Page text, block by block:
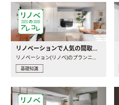
リノベーションで人気の間取りとは？トレンドの間取りと実例を徹底解説
リノベーション(リノベ)のプランニングで一番最初に決めるのは..
基礎知識